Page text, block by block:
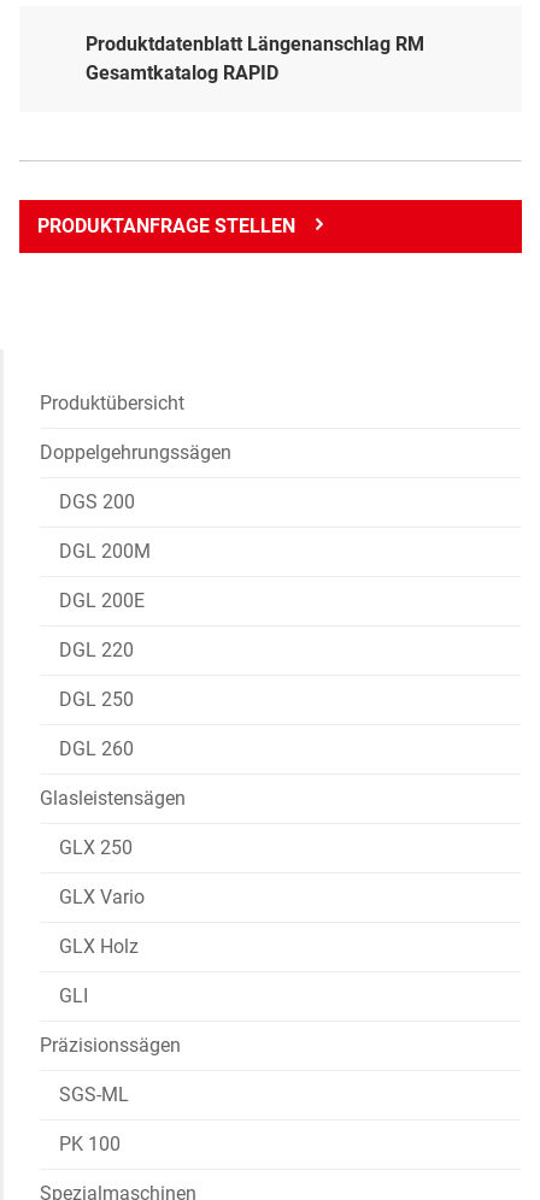
Produktdatenblatt Längenanschlag RM
Gesamtkatalog RAPID
PRODUKTANFRAGE STELLEN
Produktübersicht
Doppelgehrungssägen
DGS 200
DGL 200M
DGL 200E
DGL 220
DGL 250
DGL 260
Glasleistensägen
GLX 250
GLX Vario
GLX Holz
GLI
Präzisionssägen
SGS-ML
PK 100
Spezialmaschinen